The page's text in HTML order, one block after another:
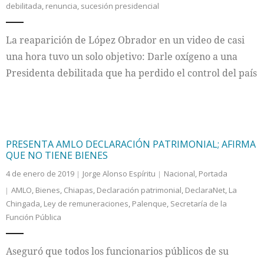
debilitada, renuncia, sucesión presidencial
La reaparición de López Obrador en un video de casi
una hora tuvo un solo objetivo: Darle oxígeno a una
Presidenta debilitada que ha perdido el control del país
PRESENTA AMLO DECLARACIÓN PATRIMONIAL; AFIRMA
QUE NO TIENE BIENES
4 de enero de 2019 Jorge Alonso Espíritu Nacional, Portada
AMLO, Bienes, Chiapas, Declaración patrimonial, DeclaraNet, La
Chingada, Ley de remuneraciones, Palenque, Secretaría de la
Función Pública
Aseguró que todos los funcionarios públicos de su